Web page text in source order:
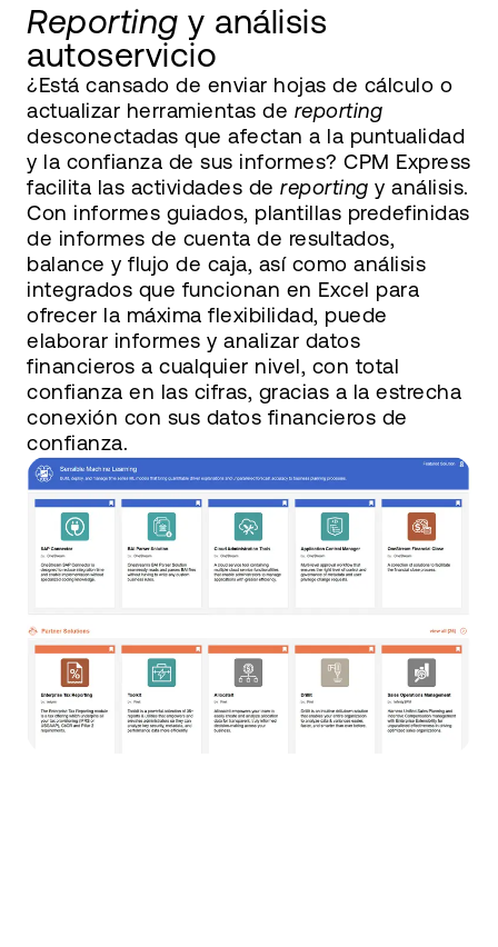
Reporting y análisis
autoservicio
¿Está cansado de enviar hojas de cálculo o
actualizar herramientas de reporting
desconectadas que afectan a la puntualidad
y la confianza de sus informes? CPM Express
facilita las actividades de reporting y análisis.
Con informes guiados, plantillas predefinidas
de informes de cuenta de resultados,
balance y flujo de caja, así como análisis
integrados que funcionan en Excel para
ofrecer la máxima flexibilidad, puede
elaborar informes y analizar datos
financieros a cualquier nivel, con total
confianza en las cifras, gracias a la estrecha
conexión con sus datos financieros de
confianza.